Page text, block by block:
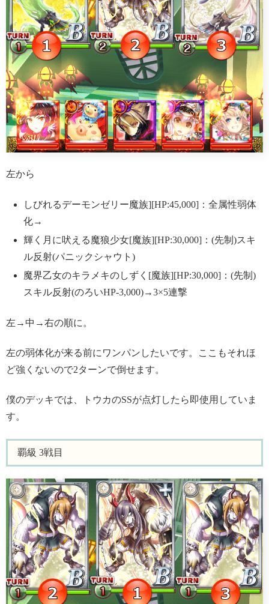
左から
しびれるデーモンゼリー魔族][HP:45,000]：全属性弱体
化→
輝く月に吠える魔狼少女[魔族][HP:30,000]：(先制)スキ
ル反射(パニックシャウト)
魔界乙女のキラメキのしずく[魔族][HP:30,000]：(先制)
スキル反射(のろいHP-3,000)→3×5連撃
左→中→右の順に。
左の弱体化が来る前にワンパンしたいです。ここもそれほ
ど強くないので2ターンで倒せます。
僕のデッキでは、トウカのSSが点灯したら即使用していま
す。
覇級 3戦目